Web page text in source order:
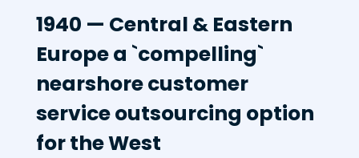
1940 — Central & Eastern
Europe a `compelling`
nearshore customer
service outsourcing option
for the West